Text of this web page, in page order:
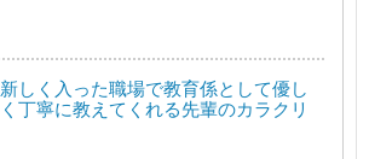
新しく入った職場で教育係として優し
く丁寧に教えてくれる先輩のカラクリ